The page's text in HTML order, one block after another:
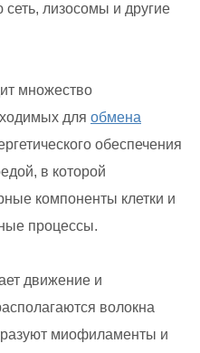
сеть, лизосомы и другие
множество
для обмена
обеспечения
в которой
компоненты клетки и
процессы.
движение и
волокна
миофиламенты и